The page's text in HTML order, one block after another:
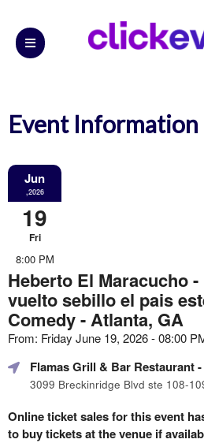
Event Information
Jun
,2026
19
Fri
8:00 PM
Heberto El Maracucho
vuelto sebillo el pais
Comedy - Atlanta, GA
From: Friday June 19, 2026 - 08:00
Flamas Grill & Bar Restaurant
3099 Breckinridge Blvd ste 108-
Online ticket sales for this event
to buy tickets at the venue if